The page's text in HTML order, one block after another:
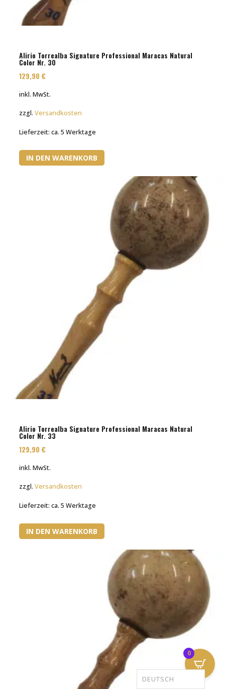
Alirio Torrealba Signature Professional Maracas Natural
Color Nr. 30
129,90€
inkl. MwSt.
zzgl.Versandkosten
Lieferzeit:ca. 5 Werktage
IN DEN WARENKORB
Alirio Torrealba Signature Professional Maracas Natural
Color Nr. 33
129,90€
inkl. MwSt.
zzgl.Versandkosten
Lieferzeit:ca. 5 Werktage
IN DEN WARENKORB
0
DEUTSCH